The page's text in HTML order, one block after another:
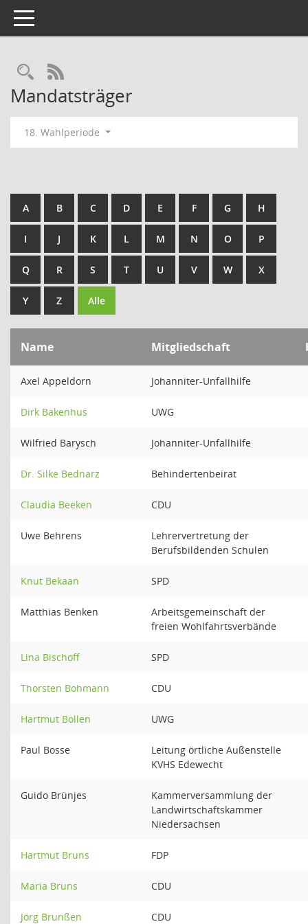
Toggle navigation
Rechercheauswahl
RSS-Feed
Mandatsträger
18. Wahlperiode
A B C D E F G H
I J K L M N O P
Q R S T U V W X
Y Z Alle
Name Mitgliedschaft
Axel Appeldorn Johanniter-Unfallhilfe
Dirk Bakenhus UWG
Wilfried Barysch Johanniter-Unfallhilfe
Dr. Silke Bednarz Behindertenbeirat
Claudia Beeken CDU
Uwe Behrens
Lehrervertretung der
Berufsbildenden Schulen
Knut Bekaan SPD
Matthias Benken
Arbeitsgemeinschaft der
freien Wohlfahrtsverbände
Lina Bischoff SPD
Thorsten Bohmann CDU
Hartmut Bollen UWG
Paul Bosse
Leitung örtliche Außenstelle
KVHS Edewecht
Guido Brünjes
Kammerversammlung der
Landwirtschaftskammer
Niedersachsen
Hartmut Bruns FDP
Maria Bruns CDU
Jörg Brunßen CDU